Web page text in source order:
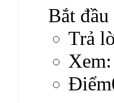
Bắt
Trả